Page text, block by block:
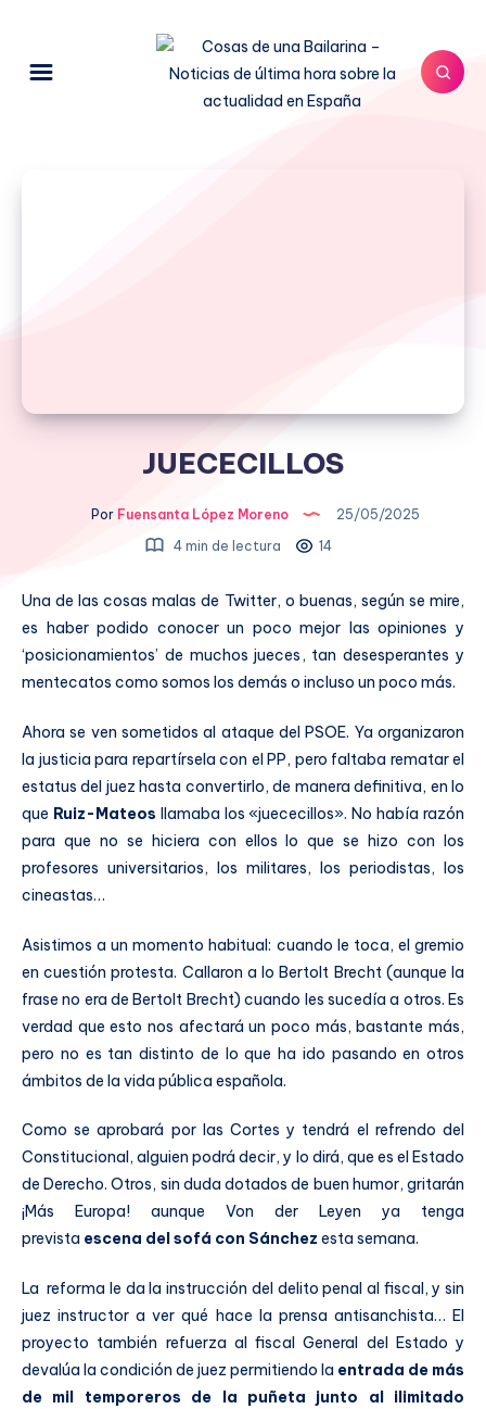
JUECECILLOS
Por Fuensanta López Moreno
25/05/2025
4 min de lectura
14
Una de las cosas malas de Twitter, o buenas, según se mire,
es haber podido conocer un poco mejor las opiniones y
‘posicionamientos’ de muchos jueces, tan desesperantes y
mentecatos como somos los demás o incluso un poco más.
Ahora se ven sometidos al ataque del PSOE. Ya organizaron
la justicia para repartírsela con el PP, pero faltaba rematar el
estatus del juez hasta convertirlo, de manera definitiva, en lo
que Ruiz-Mateos llamaba los «juececillos». No había razón
para que no se hiciera con ellos lo que se hizo con los
profesores universitarios, los militares, los periodistas, los
cineastas…
Asistimos a un momento habitual: cuando le toca, el gremio
en cuestión protesta. Callaron a lo Bertolt Brecht (aunque la
frase no era de Bertolt Brecht) cuando les sucedía a otros. Es
verdad que esto nos afectará un poco más, bastante más,
pero no es tan distinto de lo que ha ido pasando en otros
ámbitos de la vida pública española.
Como se aprobará por las Cortes y tendrá el refrendo del
Constitucional, alguien podrá decir, y lo dirá, que es el Estado
de Derecho. Otros, sin duda dotados de buen humor, gritarán
¡Más Europa! aunque Von der Leyen ya tenga
prevista escena del sofá con Sánchez esta semana.
La reforma le da la instrucción del delito penal al fiscal, y sin
juez instructor a ver qué hace la prensa antisanchista… El
proyecto también refuerza al fiscal General del Estado y
devalúa la condición de juez permitiendo la entrada de más
de mil temporeros de la puñeta junto al ilimitado